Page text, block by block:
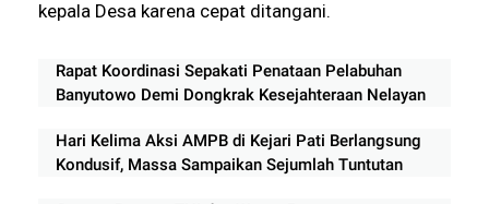
kepala Desa karena cepat ditangani.
Rapat Koordinasi Sepakati Penataan Pelabuhan
Banyutowo Demi Dongkrak Kesejahteraan Nelayan
Hari Kelima Aksi AMPB di Kejari Pati Berlangsung
Kondusif, Massa Sampaikan Sejumlah Tuntutan